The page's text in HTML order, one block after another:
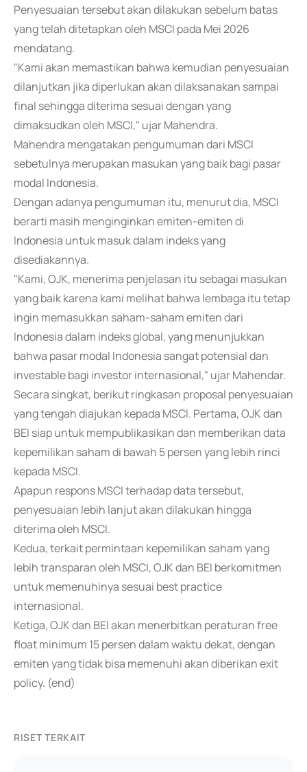
Penyesuaian tersebut akan dilakukan sebelum batas
yang telah ditetapkan oleh MSCI pada Mei 2026
mendatang.
"Kami akan memastikan bahwa kemudian penyesuaian
dilanjutkan jika diperlukan akan dilaksanakan sampai
final sehingga diterima sesuai dengan yang
dimaksudkan oleh MSCI," ujar Mahendra.
Mahendra mengatakan pengumuman dari MSCI
sebetulnya merupakan masukan yang baik bagi pasar
modal Indonesia.
Dengan adanya pengumuman itu, menurut dia, MSCI
berarti masih menginginkan emiten-emiten di
Indonesia untuk masuk dalam indeks yang
disediakannya.
"Kami, OJK, menerima penjelasan itu sebagai masukan
yang baik karena kami melihat bahwa lembaga itu tetap
ingin memasukkan saham-saham emiten dari
Indonesia dalam indeks global, yang menunjukkan
bahwa pasar modal Indonesia sangat potensial dan
investable bagi investor internasional," ujar Mahendar.
Secara singkat, berikut ringkasan proposal penyesuaian
yang tengah diajukan kepada MSCI. Pertama, OJK dan
BEI siap untuk mempublikasikan dan memberikan data
kepemilikan saham di bawah 5 persen yang lebih rinci
kepada MSCI.
Apapun respons MSCI terhadap data tersebut,
penyesuaian lebih lanjut akan dilakukan hingga
diterima oleh MSCI.
Kedua, terkait permintaan kepemilikan saham yang
lebih transparan oleh MSCI, OJK dan BEI berkomitmen
untuk memenuhinya sesuai best practice
internasional.
Ketiga, OJK dan BEI akan menerbitkan peraturan free
float minimum 15 persen dalam waktu dekat, dengan
emiten yang tidak bisa memenuhi akan diberikan exit
policy. (end)
RISET TERKAIT